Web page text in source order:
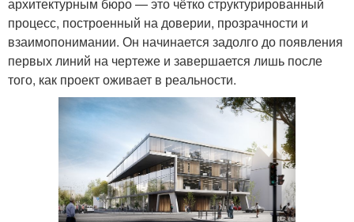
процесс, построенный на доверии, прозрачности и
взаимопонимании. Он начинается задолго до появления
первых линий на чертеже и завершается лишь после
того, как проект оживает в реальности.